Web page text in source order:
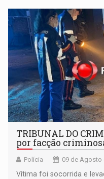
TRIBUNAL DO
por facção
Polícia 09 de Agosto
Vítima foi socorrida e